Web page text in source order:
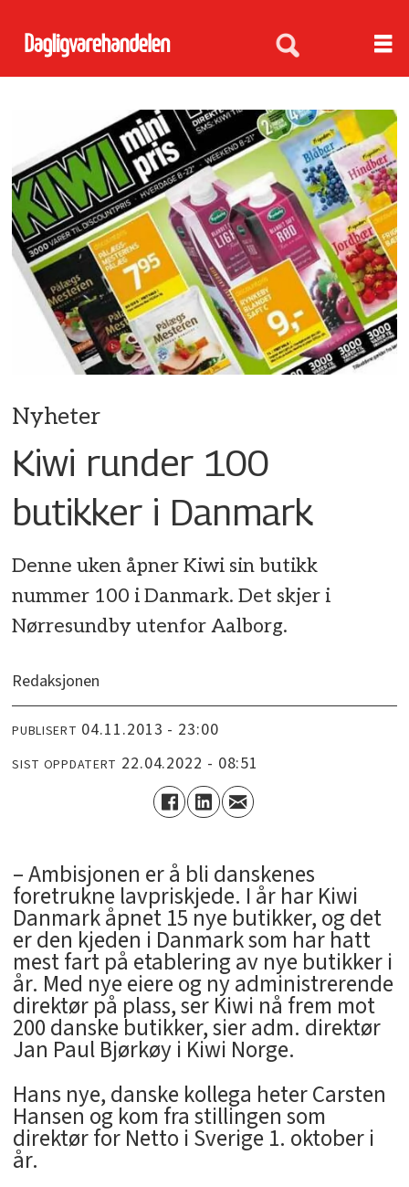
Nyheter
Kiwi runder 100
butikker i Danmark
Denne uken åpner Kiwi sin butikk
nummer 100 i Danmark. Det skjer i
Nørresundby utenfor Aalborg.
Redaksjonen
PUBLISERT 04.11.2013 - 23:00
SIST OPPDATERT 22.04.2022 - 08:51
– Ambisjonen er å bli danskenes
foretrukne lavpriskjede. I år har Kiwi
Danmark åpnet 15 nye butikker, og det
er den kjeden i Danmark som har hatt
mest fart på etablering av nye butikker i
år. Med nye eiere og ny administrerende
direktør på plass, ser Kiwi nå frem mot
200 danske butikker, sier adm. direktør
Jan Paul Bjørkøy i Kiwi Norge.
Hans nye, danske kollega heter Carsten
Hansen og kom fra stillingen som
direktør for Netto i Sverige 1. oktober i
år.